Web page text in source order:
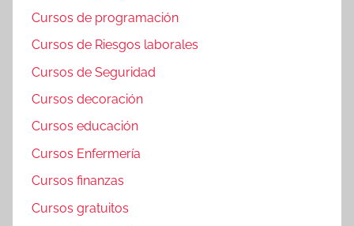
Cursos de programación
Cursos de Riesgos laborales
Cursos de Seguridad
Cursos decoración
Cursos educación
Cursos Enfermería
Cursos finanzas
Cursos gratuitos